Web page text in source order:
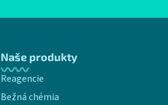
Naše produkty
Reagencie
Bežná chémia